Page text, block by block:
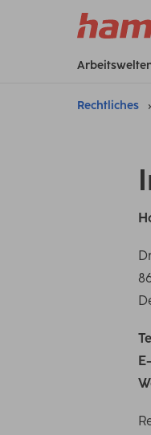
Rechtliches